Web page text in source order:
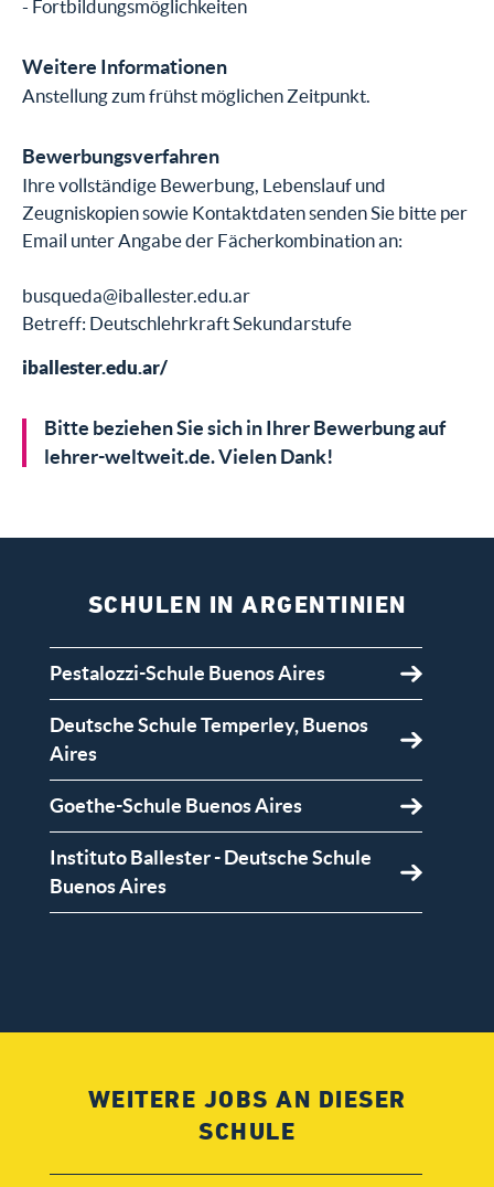
- Fortbildungsmöglichkeiten
Weitere Informationen
Anstellung zum frühst möglichen Zeitpunkt.
Bewerbungsverfahren
Ihre vollständige Bewerbung, Lebenslauf und
Zeugniskopien sowie Kontaktdaten senden Sie bitte per
Email unter Angabe der Fächerkombination an:
busqueda@iballester.edu.ar
Betreff: Deutschlehrkraft Sekundarstufe
iballester.edu.ar/
Bitte beziehen Sie sich in Ihrer Bewerbung auf
lehrer-weltweit.de. Vielen Dank!
SCHULEN IN ARGENTINIEN
Pestalozzi-Schule Buenos Aires
Deutsche Schule Temperley, Buenos
Aires
Goethe-Schule Buenos Aires
Instituto Ballester - Deutsche Schule
Buenos Aires
WEITERE JOBS AN DIESER
SCHULE